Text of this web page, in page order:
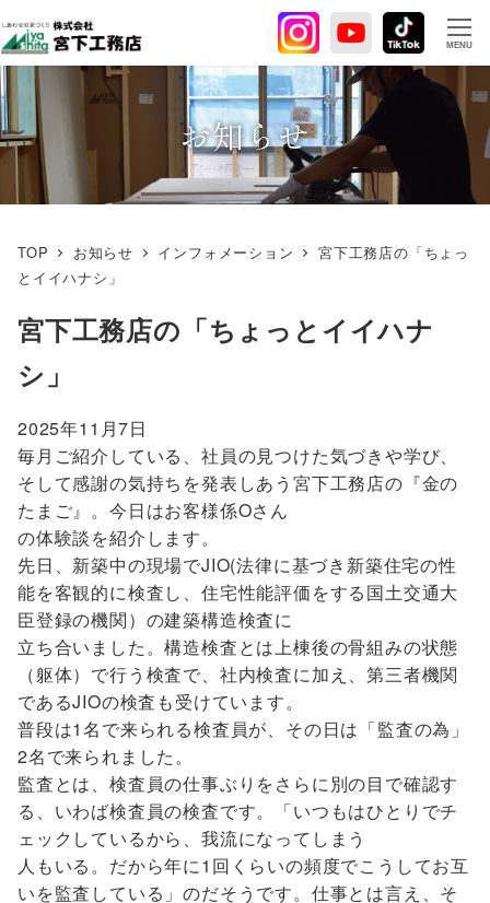
イ
ン
コ
ン
テ
ン
ツ
MENU
お知らせ
TOP お知らせ インフォメーション
宮下工務店の「ちょっ
とイイハナシ」
宮下工務店の「ちょっとイイハナ
シ」
2025年11月7日
毎月ご紹介している、社員の見つけた気づきや学び、
そして感謝の気持ちを発表しあう宮下工務店の『金の
たまご』。今日はお客様係Oさん
の体験談を紹介します。
先日、新築中の現場でJIO(法律に基づき新築住宅の性
能を客観的に検査し、住宅性能評価をする国土交通大
臣登録の機関）の建築構造検査に
立ち合いました。構造検査とは上棟後の骨組みの状態
（躯体）で行う検査で、社内検査に加え、第三者機関
であるJIOの検査も受けています。
普段は1名で来られる検査員が、その日は「監査の為」
2名で来られました。
監査とは、検査員の仕事ぶりをさらに別の目で確認す
る、いわば検査員の検査です。「いつもはひとりでチ
ェックしているから、我流になってしまう
人もいる。だから年に1回くらいの頻度でこうしてお互
いを監査している」のだそうです。仕事とは言え、そ